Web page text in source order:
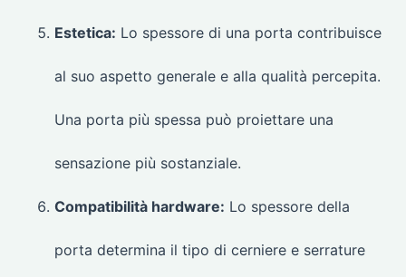
Estetica: Lo spessore di una porta contribuisce
al suo aspetto generale e alla qualità percepita.
Una porta più spessa può proiettare una
sensazione più sostanziale.
Compatibilità hardware: Lo spessore della
porta determina il tipo di cerniere e serrature